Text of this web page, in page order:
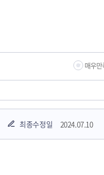
매우만
최종수정일 2024.07.10